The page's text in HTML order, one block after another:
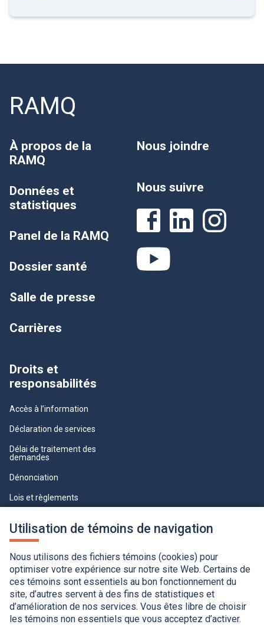
Utilisation de témoins de navigation
Nous utilisons des fichiers témoins (cookies) pour
optimiser votre expérience sur notre site Web. Certains de
ces témoins sont essentiels au bon fonctionnement du
site, d’autres servent à des fins de statistiques et
d’amélioration de nos services. Vous êtes libre de choisir
les témoins non essentiels que vous acceptez d’activer.
RAMQ
À propos de la
RAMQ
Données et
statistiques
Panel de la RAMQ
Dossier santé
Salle de presse
Carrières
Droits et
responsabilités
Accès à l’information
Déclaration de services
Délai de traitement des
demandes
Dénonciation
Lois et règlements
professionnelle
Nous joindre
Nous suivre
Accessibilité
Application de la Charte de la langue française